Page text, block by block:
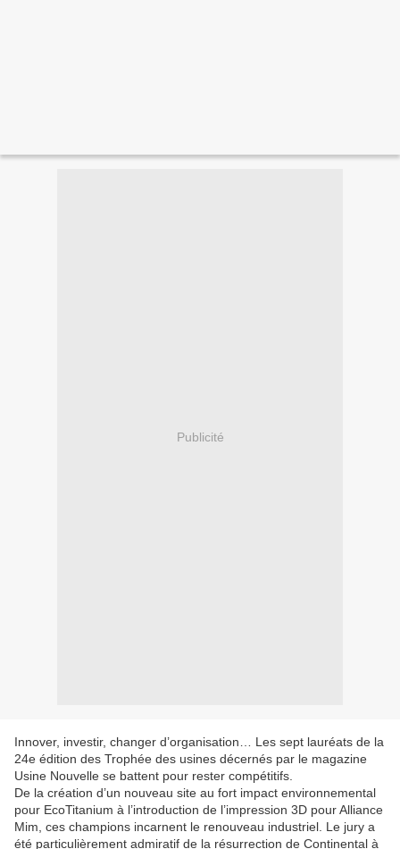
Publicité
Innover, investir, changer d’organisation… Les sept lauréats de la
24e édition des Trophée des usines décernés par le magazine
Usine Nouvelle se battent pour rester compétitifs.
De la création d’un nouveau site au fort impact environnemental
pour EcoTitanium à l’introduction de l’impression 3D pour Alliance
Mim, ces champions incarnent le renouveau industriel. Le jury a
été particulièrement admiratif de la résurrection de Continental à